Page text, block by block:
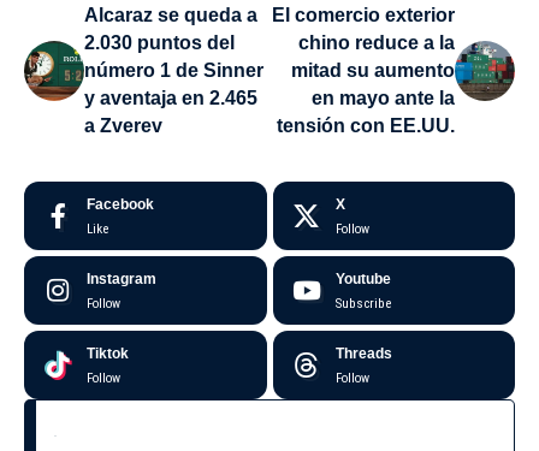
Alcaraz se queda a
2.030 puntos del
número 1 de Sinner
y aventaja en 2.465
a Zverev
El comercio exterior
chino reduce a la
mitad su aumento
en mayo ante la
tensión con EE.UU.
Facebook
Like
X
Follow
Instagram
Follow
Youtube
Subscribe
Tiktok
Follow
Threads
Follow